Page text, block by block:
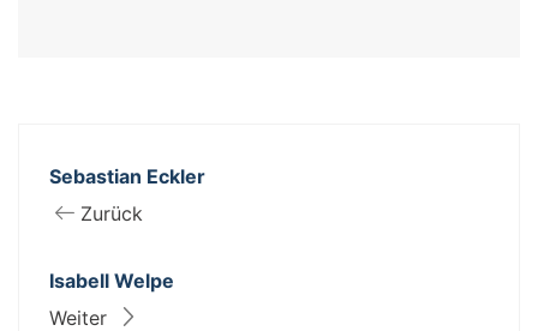
Sebastian Eckler
Zurück
Isabell Welpe
Weiter